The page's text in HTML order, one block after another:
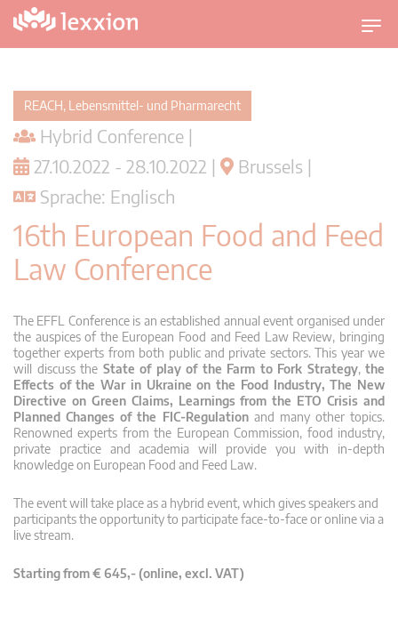
U
m
v
t
i
o
n
REACH, Lebensmittel- und Pharmarecht
Hybrid Conference |
27.10.2022 - 28.10.2022 |
Brussels |
Sprache: Englisch
16th European Food and Feed
Law Conference
The EFFL Conference is an established annual event organised under
the auspices of the European Food and Feed Law Review, bringing
together experts from both public and private sectors. This year we
will discuss the State of play of the Farm to Fork Strategy, the
Effects of the War in Ukraine on the Food Industry, The New
Directive on Green Claims, Learnings from the ETO Crisis and
Planned Changes of the FIC-Regulation and many other topics.
Renowned experts from the European Commission, food industry,
private practice and academia will provide you with in-depth
knowledge on European Food and Feed Law.
The event will take place as a hybrid event, which gives speakers and
participants the opportunity to participate face-to-face or online via a
live stream.
Starting from € 645,- (online, excl. VAT)